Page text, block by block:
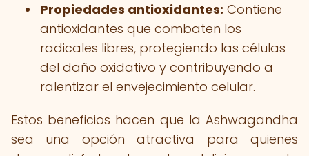
Propiedades antioxidantes: Contiene
antioxidantes que combaten los
radicales libres, protegiendo las células
del daño oxidativo y contribuyendo a
ralentizar el envejecimiento celular.
Estos beneficios hacen que la Ashwagandha
sea una opción atractiva para quienes